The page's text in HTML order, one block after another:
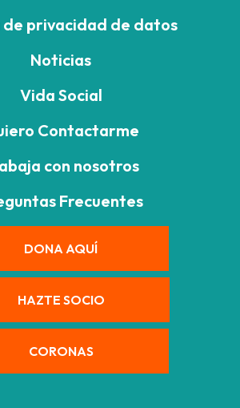
de privacidad de datos
Noticias
Vida Social
Contactarme
con nosotros
Frecuentes
DONA AQUÍ
HAZTE SOCIO
CORONAS